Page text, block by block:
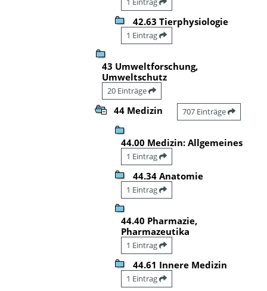
42.63 Tierphysiologie
1 Eintrag
43 Umweltforschung,
Umweltschutz
20 Einträge
44 Medizin 707 Einträge
44.00 Medizin: Allgemeines
1 Eintrag
44.34 Anatomie
1 Eintrag
44.40 Pharmazie,
Pharmazeutika
1 Eintrag
44.61 Innere Medizin
1 Eintrag